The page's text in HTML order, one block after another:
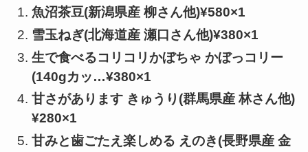
魚沼茶豆(新潟県産 柳さん他)¥580×1
雪玉ねぎ(北海道産 瀬口さん他)¥380×1
生で食べるコリコリかぼちゃ かぼっコリー
(140gカッ…¥380×1
甘さがあります きゅうり(群馬県産 林さん他)
¥280×1
甘みと歯ごたえ楽しめる えのき(長野県産 金